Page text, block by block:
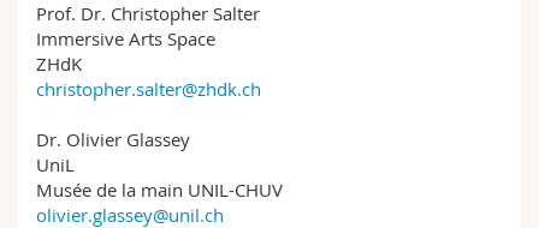
Prof. Dr. Christopher Salter
Immersive Arts Space
ZHdK
christopher.salter@zhdk.ch
Dr. Olivier Glassey
UniL
Musée de la main UNIL-CHUV
olivier.glassey@unil.ch